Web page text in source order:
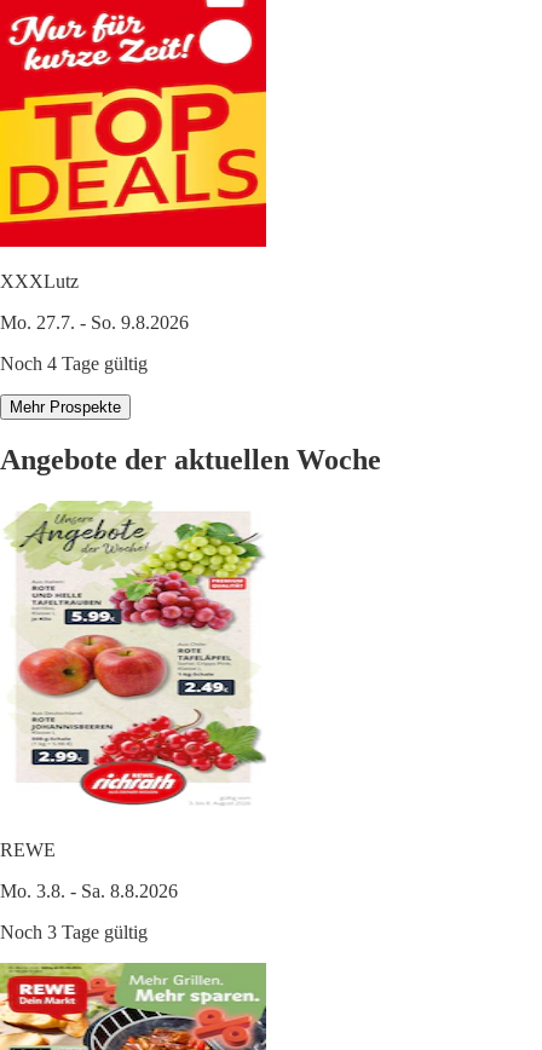
XXXLutz
Mo. 27.7. - So. 9.8.2026
Noch 4 Tage gültig
Mehr Prospekte
Angebote der aktuellen Woche
REWE
Mo. 3.8. - Sa. 8.8.2026
Noch 3 Tage gültig